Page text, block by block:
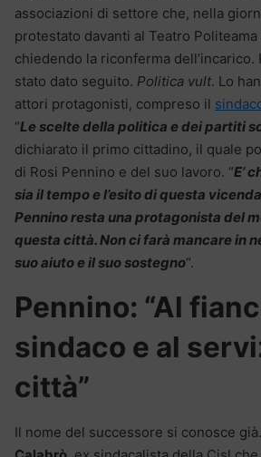
associazioni di settore che, nella
protestato davanti al Teatro
chiedendo la riconferma dell’incarico.
stato dato seguito. Politica vult. Lo
attori protagonisti, compreso il
“Le scelte della politica e dei partiti
dichiarato il primo cittadino, il quale
di Rosi Pennino e del suo lavoro. “E’
sia il tempo e l’esito di questa
Pennino resta una protagonista del
questa città. Non ci farà mancare in
suo aiuto e il suo sostegno“.
Pennino: “Al
sindaco e al
città”
Il nome del successore si conosce